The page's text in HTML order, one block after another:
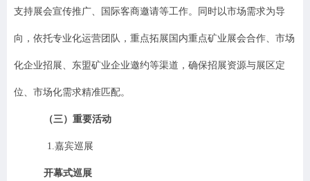
支持展会宣传推广 国际客商邀请等工作。 同时以市场需求为导
向，依托专业化运营团队，重点拓展国内重点矿业展会合作、市场
化企业招展、东盟矿业企业邀约等渠道，确保招展资源与展区定
位、市场化需求精准匹配。
（三）重要活动
1. 嘉宾巡展
开幕式巡展